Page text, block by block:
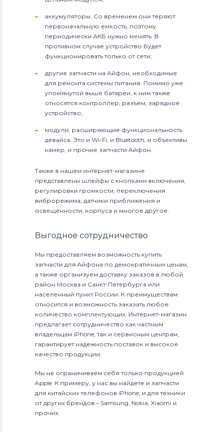
аккумуляторы. Со временем они теряют
первоначальную емкость, поэтому
периодически АКБ нужно менять. В
противном случае устройство будет
функционировать только от сети;
другие запчасти на Айфон, необходимые
для ремонта системы питания. Помимо уже
упомянутой выше батареи, к ним также
относятся контроллер, разъем, зарядное
устройство;
модули, расширяющие функциональность
девайса. Это и Wi-Fi, и Bluetooth, и объективы
камер, и прочие запчасти Айфон.
Также в нашем интернет-магазине
представлены шлейфы с кнопками включения,
регулировки громкости, переключения
виброрежима, датчики приближения и
освещенности, корпуса и многое другое.
Выгодное сотрудничество
Мы предоставляем возможность купить
запчасти для Айфона по демократичным ценам,
а также организуем доставку заказов в любой
район Москва и Санкт-Петербурга или
населенный пункт России. К преимуществам
относится и возможность заказать любое
количество комплектующих. Интернет-магазин
предлагает сотрудничество как частным
владельцам iPhone, так и сервисным центрам,
гарантирует надежность поставок и высокое
качество продукции.
Мы не ограничиваем себя только продукцией
Apple. К примеру, у нас вы найдете и запчасти
для китайских телефонов iPhone, и для техники
от других брендов – Samsung, Nokia, Xiaomi и
прочих.